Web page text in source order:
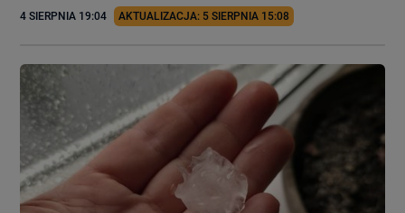
4 SIERPNIA 19:04 AKTUALIZACJA: 5 SIERPNIA 15:08